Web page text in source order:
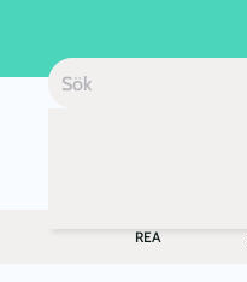
Skip to main content
REA